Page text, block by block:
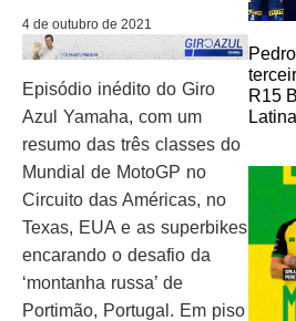
4 de outubro de 2021
Episódio inédito do Giro
Azul Yamaha, com um
resumo das três classes do
Mundial de MotoGP no
Circuito das Américas, no
Texas, EUA e as superbikes
encarando o desafio da
‘montanha russa’ de
Portimão, Portugal. Em piso
R15
Latina